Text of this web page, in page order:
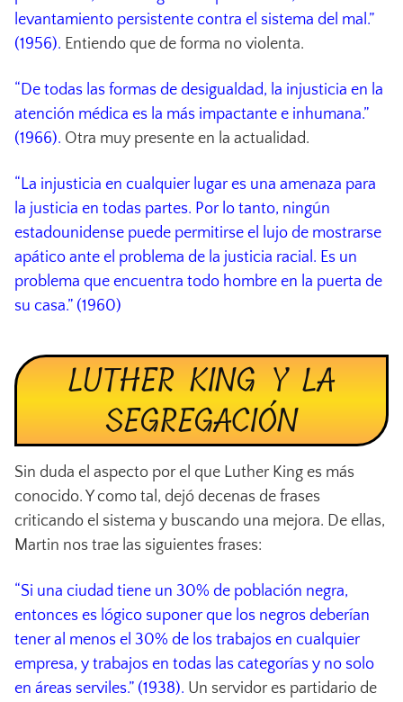
levantamiento persistente contra el sistema del mal.”
(1956). Entiendo que de forma no violenta.
“De todas las formas de desigualdad, la injusticia en la
atención médica es la más impactante e inhumana.”
(1966). Otra muy presente en la actualidad.
“La injusticia en cualquier lugar es una amenaza para
la justicia en todas partes. Por lo tanto, ningún
estadounidense puede permitirse el lujo de mostrarse
apático ante el problema de la justicia racial. Es un
problema que encuentra todo hombre en la puerta de
su casa.” (1960)
LUTHER KING Y LA
SEGREGACIÓN
Sin duda el aspecto por el que Luther King es más
conocido. Y como tal, dejó decenas de frases
criticando el sistema y buscando una mejora. De ellas,
Martin nos trae las siguientes frases:
“Si una ciudad tiene un 30% de población negra,
entonces es lógico suponer que los negros deberían
tener al menos el 30% de los trabajos en cualquier
empresa, y trabajos en todas las categorías y no solo
en áreas serviles.” (1938). Un servidor es partidario de